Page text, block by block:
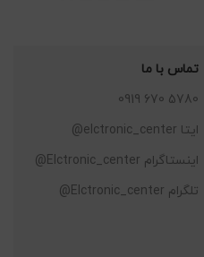
تماس با ما
5780 670 0919
ایتا elctronic_center@
اینستاگرام Elctronic_center@
تلگرام Elctronic_center@